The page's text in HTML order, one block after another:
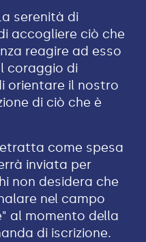
serenità di
accogliere ciò che
reagire ad esso
coraggio di
orientare il nostro
di ciò che è
come spesa
inviata per
non desidera che
nel campo
al momento della
di iscrizione.